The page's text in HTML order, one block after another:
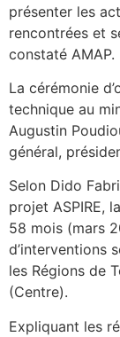
présenter les
rencontrées et
constaté AMAP.
La cérémonie
technique au
Augustin
général,
Selon Dido
projet ASPIRE,
58 mois (mars
d’interventions
les Régions de
(Centre).
Expliquant les